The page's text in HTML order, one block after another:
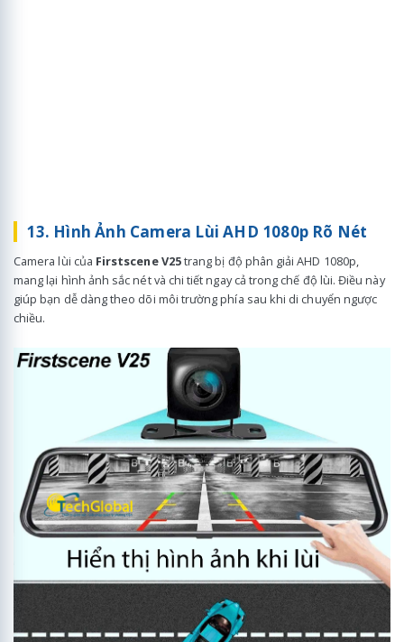
13. Hình Ảnh Camera Lùi AHD 1080p Rõ Nét
Camera lùi của Firstscene V25trang bị độ phân giải AHD 1080p,
mang lại hình ảnh sắc nét và chi tiết ngay cả trong chế độ lùi. Điều này
giúp bạn dễ dàng theo dõi môi trường phía sau khi di chuyển ngược
chiều.